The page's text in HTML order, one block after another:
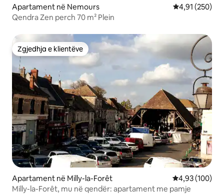
Apartament në Nemours Vlerësimi
4,91 (250)
Qendra Zen perch 70 m² Plein
Zgjedhja e klientëve
Zgjedhja e klientëve
Apartament në Milly-la-Forêt Vlerësimi
4,93 (100)
Milly-la-Forêt, mu në qendër: apartament me pamje